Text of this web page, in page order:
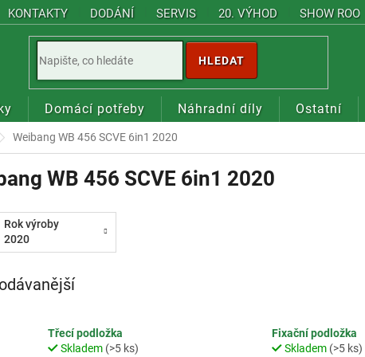
KONTAKTY DODÁNÍ SERVIS 20. VÝHOD SHOW ROOM
HLEDAT
Domácí potřeby Náhradní díly Ostatní
Weibang WB 456 SCVE 6in1 2020
WB 456 SCVE 6in1 2020
Rok výroby
2020
Třecí podložka
Skladem (>5 ks)
Fixační podložka
Skladem (>5 ks)